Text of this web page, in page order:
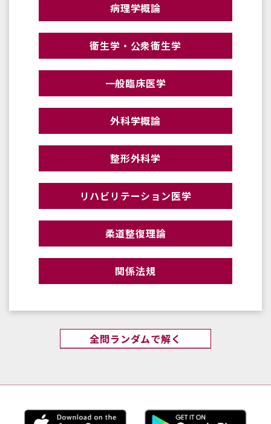
病理学概論
衛生学・公衆衛生学
一般臨床医学
外科学概論
整形外科学
リハビリテーション医学
柔道整復理論
関係法規
全問ランダムで解く